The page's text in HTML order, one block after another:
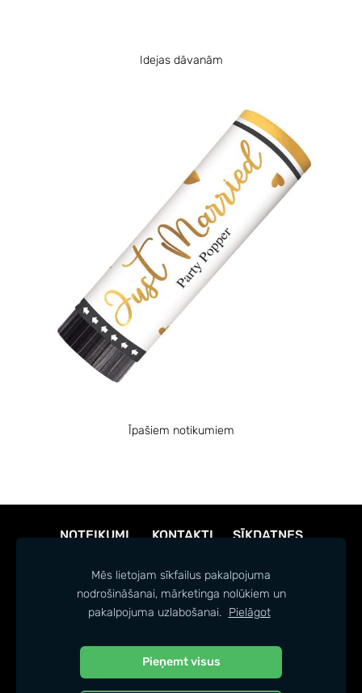
Idejas dāvanām
Īpašiem notikumiem
NOTEIKUMI KONTAKTI SĪKDATNES
Mēs lietojam sīkfailus pakalpojuma
nodrošināšanai, mārketinga nolūkiem un
pakalpojuma uzlabošanai. Pielāgot
Pieņemt visus